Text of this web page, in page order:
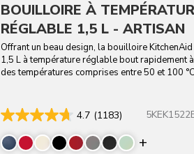
BOUILLOIRE À
RÉGLABLE 1,5 L - ARTISAN
Offrant un beau design, la bouilloire KitchenAid
1,5 L à température réglable bout rapidement à
des températures comprises entre 50 et 100
4.7 (1183)
Display